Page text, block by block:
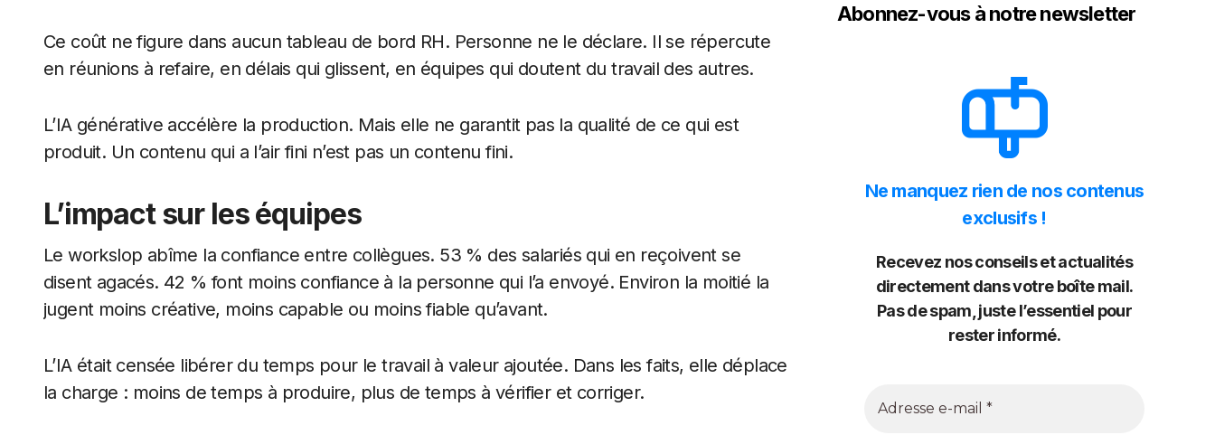
Ce coût ne figure dans aucun tableau de bord RH. Personne ne le déclare. Il se répercute
en réunions à refaire, en délais qui glissent, en équipes qui doutent du travail des autres.
L’IA générative accélère la production. Mais elle ne garantit pas la qualité de ce qui est
produit. Un contenu qui a l’air fini n’est pas un contenu fini.
L’impact sur les équipes
Le workslop abîme la confiance entre collègues. 53 % des salariés qui en reçoivent se
disent agacés. 42 % font moins confiance à la personne qui l’a envoyé. Environ la moitié la
jugent moins créative, moins capable ou moins fiable qu’avant.
L’IA était censée libérer du temps pour le travail à valeur ajoutée. Dans les faits, elle déplace
la charge : moins de temps à produire, plus de temps à vérifier et corriger.
Abonnez-vous à notre newsletter
Ne manquez rien de nos contenus
exclusifs !
Recevez nos conseils et actualités
directement dans votre boîte mail.
Pas de spam, juste l’essentiel pour
rester informé.